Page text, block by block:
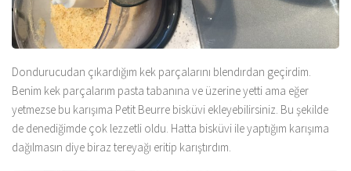
Dondurucudan çıkardığım kek parçalarını blendırdan geçirdim.
Benim kek parçalarım pasta tabanına ve üzerine yetti ama eğer
yetmezse bu karışıma Petit Beurre bisküvi ekleyebilirsiniz. Bu şekilde
de denediğimde çok lezzetli oldu. Hatta bisküvi ile yaptığım karışıma
dağılmasın diye biraz tereyağı eritip karıştırdım.